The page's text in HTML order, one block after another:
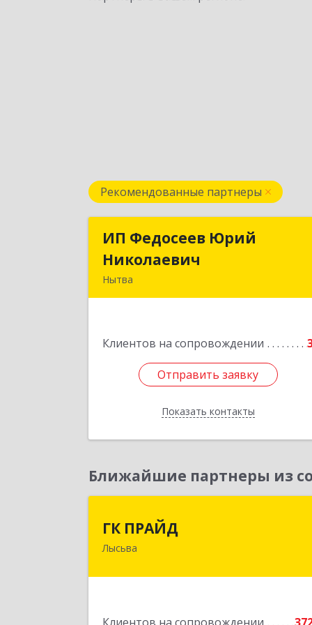
Рекомендованные партнеры
ИП Федосеев Юрий
Николаевич
Нытва
Клиентов на сопровождении
Отправить заявку
Показать контакты
ИП Федосеев Юрий
Подробнее
Ближайшие партнеры из
ГК ПРАЙД
Лысьва618909, Пермский край, Лысьва г,